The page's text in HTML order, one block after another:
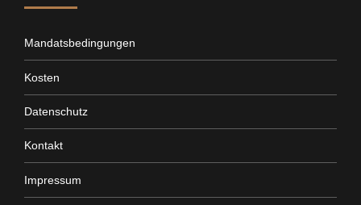
Mandatsbedingungen
Kosten
Datenschutz
Kontakt
Impressum